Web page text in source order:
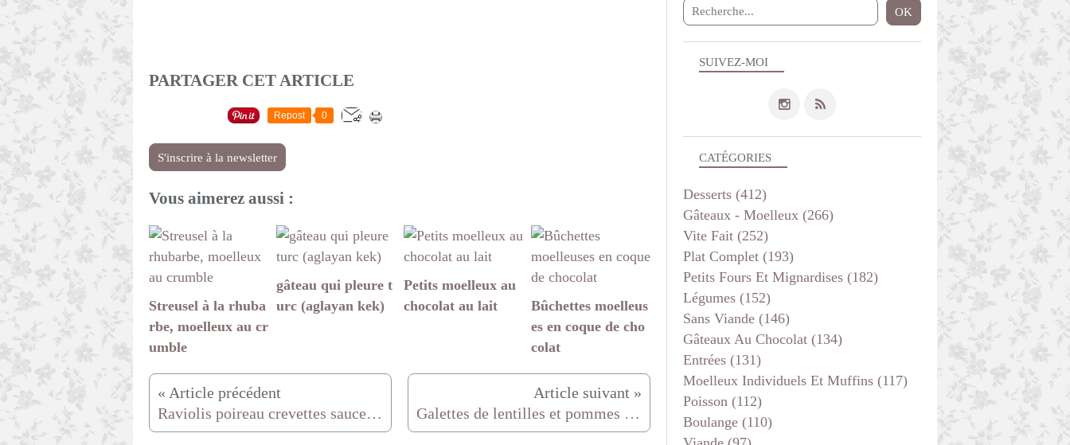
PARTAGER CET ARTICLE
Repost 0
S'inscrire à la newsletter
Vous aimerez aussi :
Streusel à la rhuba
rbe, moelleux au cr
umble
gâteau qui pleure t
urc (aglayan kek)
Petits moelleux au
chocolat au lait
Bûchettes moelleus
es en coque de cho
colat
Raviolis poireau crevettes sauce au safran Galettes de lentilles et pommes de terre
SUIVEZ-MOI
CATÉGORIES
Desserts (412)
Gâteaux - Moelleux (266)
Vite Fait (252)
Plat Complet (193)
Petits Fours Et Mignardises (182)
Légumes (152)
Sans Viande (146)
Gâteaux Au Chocolat (134)
Entrées (131)
Moelleux Individuels Et Muffins (117)
Poisson (112)
Boulange (110)